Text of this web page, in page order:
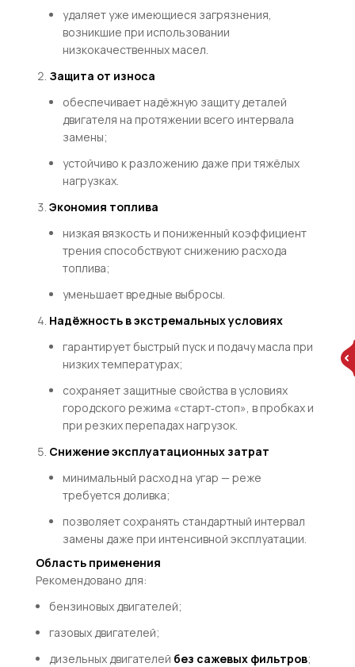
удаляет уже имеющиеся загрязнения,
возникшие при использовании
низкокачественных масел.
Защита от износа
обеспечивает надёжную защиту деталей
двигателя на протяжении всего интервала
замены;
устойчиво к разложению даже при тяжёлых
нагрузках.
Экономия топлива
низкая вязкость и пониженный коэффициент
трения способствуют снижению расхода
топлива;
уменьшает вредные выбросы.
Надёжность в экстремальных условиях
гарантирует быстрый пуск и подачу масла при
низких температурах;
сохраняет защитные свойства в условиях
городского режима «старт‑стоп», в пробках и
при резких перепадах нагрузок.
Снижение эксплуатационных затрат
минимальный расход на угар — реже
требуется доливка;
позволяет сохранять стандартный интервал
замены даже при интенсивной эксплуатации.
Область применения
Рекомендовано для:
бензиновых двигателей;
газовых двигателей;
дизельных двигателей без сажевых фильтров;